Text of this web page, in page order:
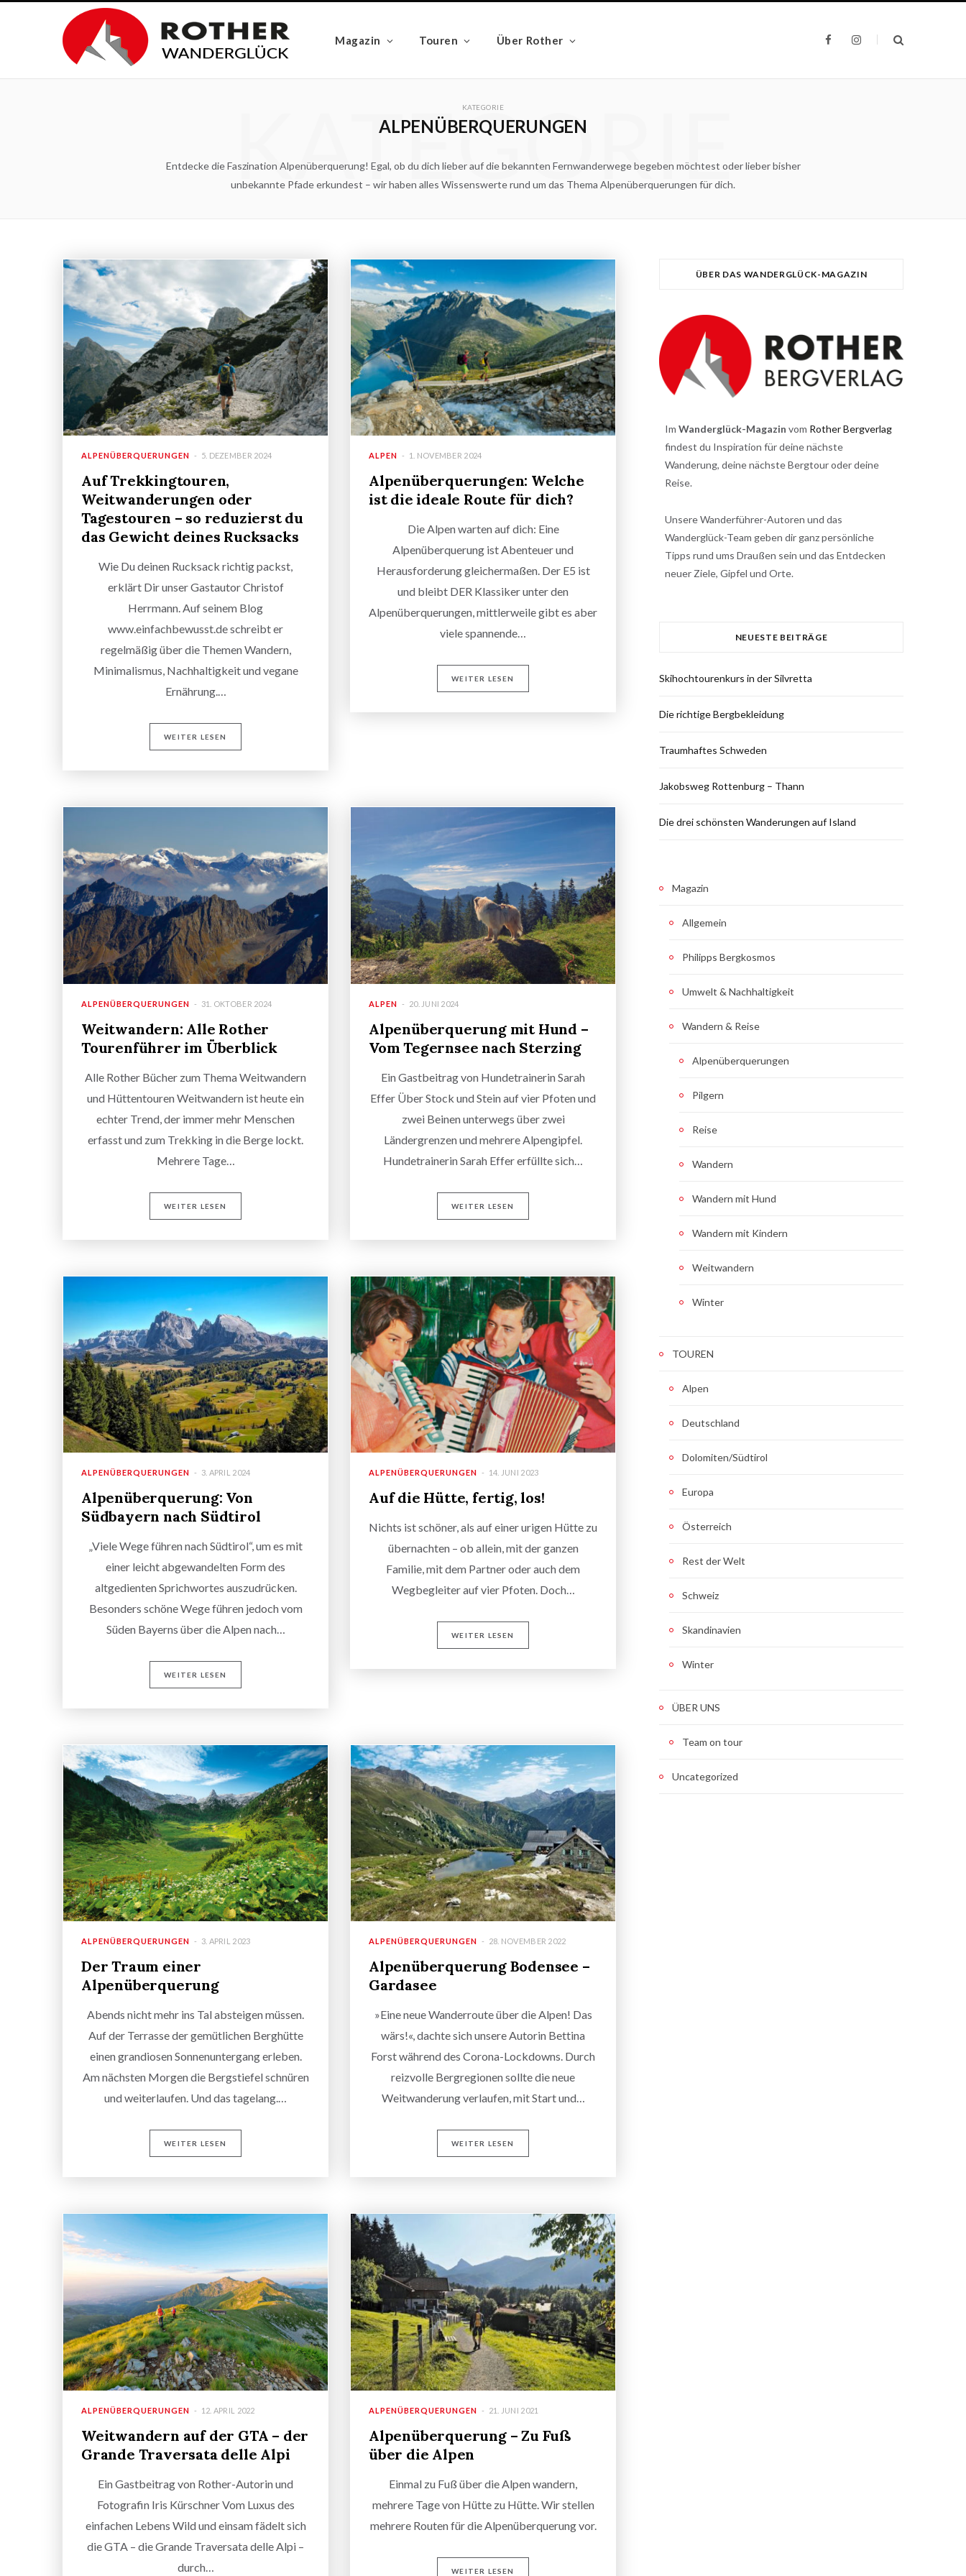
Magazin Touren Über Rother
I
KATEGORIE
ALPENÜBERQUERUNGEN
KATEGORIE
Entdecke die Faszination Alpenüberquerung! Egal, ob du dich lieber auf die bekannten Fernwanderwege begeben möchtest oder lieber bisher
unbekannte Pfade erkundest – wir haben alles Wissenswerte rund um das Thema Alpenüberquerungen für dich.
ALPENÜBERQUERUNGEN 5. DEZEMBER 2024
Auf Trekkingtouren,
Weitwanderungen oder
Tagestouren – so reduzierst du
das Gewicht deines Rucksacks
Wie Du deinen Rucksack richtig packst,
erklärt Dir unser Gastautor Christof
Herrmann. Auf seinem Blog
www.einfachbewusst.de schreibt er
regelmäßig über die Themen Wandern,
Minimalismus, Nachhaltigkeit und vegane
Ernährung.…
WEITER LESEN
ALPEN 1. NOVEMBER 2024
Alpenüberquerungen: Welche
ist die ideale Route für dich?
Die Alpen warten auf dich: Eine
Alpenüberquerung ist Abenteuer und
Herausforderung gleichermaßen. Der E5 ist
und bleibt DER Klassiker unter den
Alpenüberquerungen, mittlerweile gibt es aber
viele spannende…
WEITER LESEN
ALPENÜBERQUERUNGEN 31. OKTOBER 2024
Weitwandern: Alle Rother
Tourenführer im Überblick
Alle Rother Bücher zum Thema Weitwandern
und Hüttentouren Weitwandern ist heute ein
echter Trend, der immer mehr Menschen
erfasst und zum Trekking in die Berge lockt.
Mehrere Tage…
WEITER LESEN
ALPEN 20. JUNI 2024
Alpenüberquerung mit Hund –
Vom Tegernsee nach Sterzing
Ein Gastbeitrag von Hundetrainerin Sarah
Effer Über Stock und Stein auf vier Pfoten und
zwei Beinen unterwegs über zwei
Ländergrenzen und mehrere Alpengipfel.
Hundetrainerin Sarah Effer erfüllte sich…
WEITER LESEN
ALPENÜBERQUERUNGEN 3. APRIL 2024
Alpenüberquerung: Von
Südbayern nach Südtirol
„Viele Wege führen nach Südtirol“, um es mit
einer leicht abgewandelten Form des
altgedienten Sprichwortes auszudrücken.
Besonders schöne Wege führen jedoch vom
Süden Bayerns über die Alpen nach…
WEITER LESEN
ALPENÜBERQUERUNGEN 14. JUNI 2023
Auf die Hütte, fertig, los!
Nichts ist schöner, als auf einer urigen Hütte zu
übernachten – ob allein, mit der ganzen
Familie, mit dem Partner oder auch dem
Wegbegleiter auf vier Pfoten. Doch…
WEITER LESEN
ALPENÜBERQUERUNGEN 3. APRIL 2023
Der Traum einer
Alpenüberquerung
Abends nicht mehr ins Tal absteigen müssen.
Auf der Terrasse der gemütlichen Berghütte
einen grandiosen Sonnenuntergang erleben.
Am nächsten Morgen die Bergstiefel schnüren
und weiterlaufen. Und das tagelang.…
WEITER LESEN
ALPENÜBERQUERUNGEN 28. NOVEMBER 2022
Alpenüberquerung Bodensee –
Gardasee
»Eine neue Wanderroute über die Alpen! Das
wärs!«, dachte sich unsere Autorin Bettina
Forst während des Corona-Lockdowns. Durch
reizvolle Bergregionen sollte die neue
Weitwanderung verlaufen, mit Start und…
WEITER LESEN
ALPENÜBERQUERUNGEN 12. APRIL 2022
Weitwandern auf der GTA – der
Grande Traversata delle Alpi
Ein Gastbeitrag von Rother-Autorin und
Fotografin Iris Kürschner Vom Luxus des
einfachen Lebens Wild und einsam fädelt sich
die GTA – die Grande Traversata delle Alpi –
durch…
ALPENÜBERQUERUNGEN 21. JUNI 2021
Alpenüberquerung – Zu Fuß
über die Alpen
Einmal zu Fuß über die Alpen wandern,
mehrere Tage von Hütte zu Hütte. Wir stellen
mehrere Routen für die Alpenüberquerung vor.
WEITER LESEN
ÜBER DAS WANDERGLÜCK-MAGAZIN
Im Wanderglück-Magazin vom Rother Bergverlag
findest du Inspiration für deine nächste
Wanderung, deine nächste Bergtour oder deine
Reise.
Unsere Wanderführer-Autoren und das
Wanderglück-Team geben dir ganz persönliche
Tipps rund ums Draußen sein und das Entdecken
neuer Ziele, Gipfel und Orte.
NEUESTE BEITRÄGE
Skihochtourenkurs in der Silvretta
Die richtige Bergbekleidung
Traumhaftes Schweden
Jakobsweg Rottenburg – Thann
Die drei schönsten Wanderungen auf Island
Magazin
Allgemein
Philipps Bergkosmos
Umwelt & Nachhaltigkeit
Wandern & Reise
Alpenüberquerungen
Pilgern
Reise
Wandern
Wandern mit Hund
Wandern mit Kindern
Weitwandern
Winter
TOUREN
Alpen
Deutschland
Dolomiten/Südtirol
Europa
Österreich
Rest der Welt
Schweiz
Skandinavien
Winter
ÜBER UNS
Team on tour
Uncategorized